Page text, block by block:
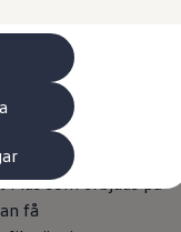
i
i din
som erbjuds på
få